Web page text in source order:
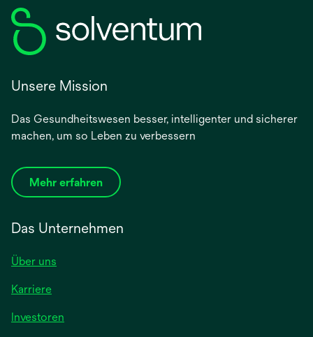
Unsere Mission
Das Gesundheitswesen besser, intelligenter und sicherer
machen, um so Leben zu verbessern
Mehr erfahren
Das Unternehmen
Über uns
Karriere
Investoren